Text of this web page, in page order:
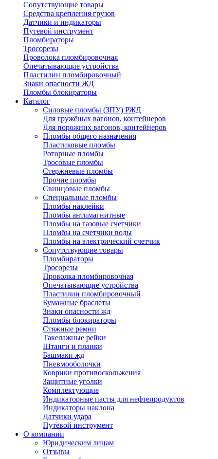
Сопутствующие товары
Средства крепления грузов
Датчики и индикаторы
Путевой инструмент
Пломбираторы
Тросорезы
Проволока пломбировочная
Опечатывающие устройства
Пластилин пломбировочный
Знаки опасности ЖД
Пломбы блокираторы
Каталог
Силовые пломбы (ЗПУ) РЖД
Для гружёных вагонов, контейнеров
Для порожних вагонов, контейнеров
Пломбы общего назначения
Пластиковые пломбы
Роторные пломбы
Тросовые пломбы
Стержневые пломбы
Прочие пломбы
Свинцовые пломбы
Специальные пломбы
Пломбы наклейки
Пломбы антимагнитные
Пломбы на газовые счетчики
Пломбы на счетчики воды
Пломбы на электрический счетчик
Сопутствующие товары
Пломбираторы
Тросорезы
Проволка пломбировочная
Опечатывающие устройства
Пластилин пломбировочный
Бумажные браслеты
Знаки опасности жд
Пломбы блокираторы
Стяжные ремни
Такелажные рейки
Штанги и планки
Башмаки жд
Пневмооболочки
Коврики противоскольжения
Защитные уголки
Комплектующие
Индикаторные пасты для нефтепродуктов
Индикаторы наклона
Датчики удара
Путевой инструмент
О компании
Юридическим лицам
Отзывы